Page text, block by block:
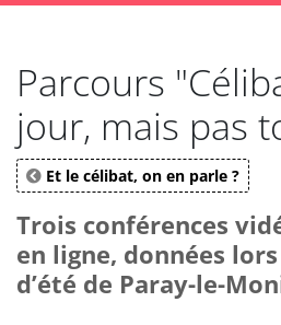
Parcours
jour, mais pas
Et le célibat, on en parle ?
Trois conférences
en ligne, données
d’été de Paray-le-